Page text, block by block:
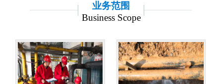
联系天澔
业务范围
Business Scope